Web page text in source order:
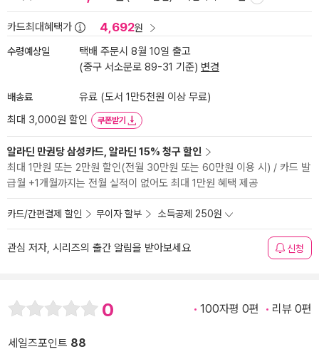
카드최대혜택가 4,692원
수령예상일
택배 주문시 8월 10일 출고
(중구 서소문로 89-31 기준) 변경
배송료
유료 (도서 1만5천원 이상 무료)
최대 3,000원 할인
쿠폰받기
알라딘 만권당 삼성카드, 알라딘 15% 청구 할인
최대 1만원 또는 2만원 할인(전월 30만원 또는 60만원 이용 시) / 카드 발
급월 +1개월까지는 전월 실적이 없어도 최대 1만원 혜택 제공
카드/간편결제 할인 무이자 할부 소득공제 250원
관심 저자, 시리즈의 출간 알림을 받아보세요 신청
0 100자평 0편 리뷰 0편
세일즈포인트 88